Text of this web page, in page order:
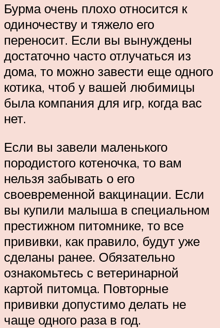
Бурма очень плохо относится к
одиночеству и тяжело его
переносит. Если вы вынуждены
достаточно часто отлучаться из
дома, то можно завести еще одного
котика, чтоб у вашей любимицы
была компания для игр, когда вас
нет.
Если вы завели маленького
породистого котеночка, то вам
нельзя забывать о его
своевременной вакцинации. Если
вы купили малыша в специальном
престижном питомнике, то все
прививки, как правило, будут уже
сделаны ранее. Обязательно
ознакомьтесь с ветеринарной
картой питомца. Повторные
прививки допустимо делать не
чаще одного раза в год.